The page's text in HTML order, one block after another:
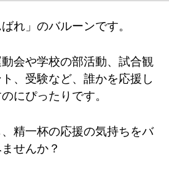
れ」のバルーンです。
会や学校の部活動、試合観
、受験など、誰かを応援し
にぴったりです。
精一杯の応援の気持ちをバ
せんか？